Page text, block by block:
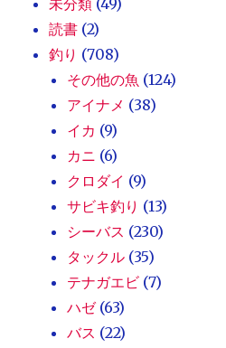
未分類 (49)
読書 (2)
釣り (708)
その他の魚 (124)
アイナメ (38)
イカ (9)
カニ (6)
クロダイ (9)
サビキ釣り (13)
シーバス (230)
タックル (35)
テナガエビ (7)
ハゼ(63)
バス (22)